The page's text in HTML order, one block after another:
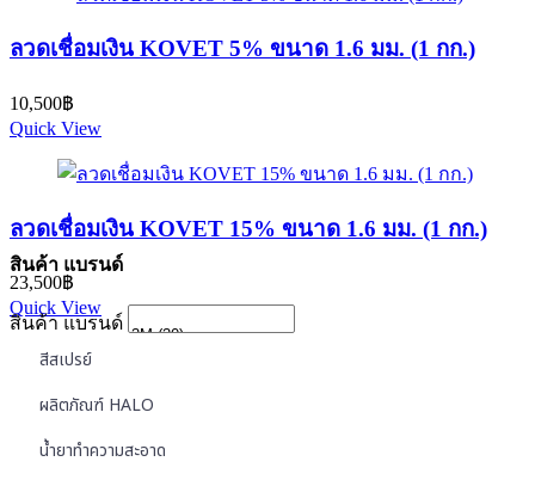
ลวดเชื่อมเงิน KOVET 5% ขนาด 1.6 มม. (1 กก.)
10,500฿
Quick View
ลวดเชื่อมเงิน KOVET 15% ขนาด 1.6 มม. (1 กก.)
23,500฿
Quick View
สินค้า แบรนด์
สินค้า แบรนด์
สีสเปรย์
ผลิตภัณฑ์ HALO
น้ำยาทำความสะอาด